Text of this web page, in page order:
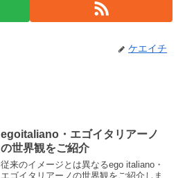
ケエイチ
egoitaliano・エゴイタリアーノ
の世界観をご紹介
従来のイメージとは異なるego italiano・
エゴイタリアーノの世界観をご紹介しま